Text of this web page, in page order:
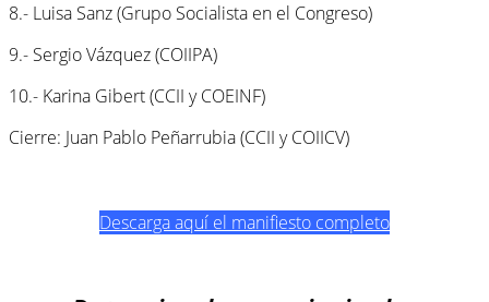
8.- Luisa Sanz (Grupo Socialista en el Congreso)
9.- Sergio Vázquez (COIIPA)
10.- Karina Gibert (CCII y COEINF)
Cierre: Juan Pablo Peñarrubia (CCII y COIICV)
Descarga aquí el manifiesto completo